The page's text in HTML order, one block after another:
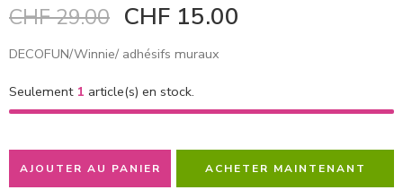
CHF29.00 CHF 15.00
DECOFUN/Winnie/ adhésifs muraux
Seulement 1 article(s) en stock.
AJOUTER AU PANIER ACHETER MAINTENANT